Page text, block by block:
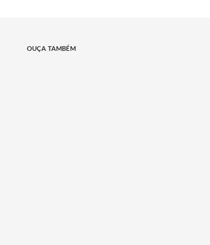
OUÇA TAMBÉM